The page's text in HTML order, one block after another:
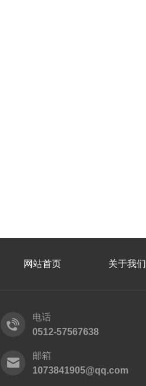
网站首页 关于我们
电话
0512-57567638
邮箱
1073841905@qq.com